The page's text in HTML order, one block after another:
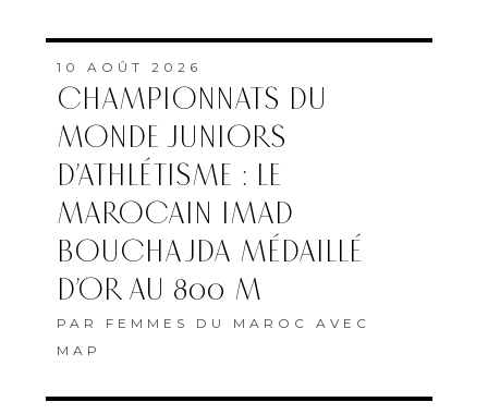
10 AOÛT 2026
CHAMPIONNATS DU
MONDE JUNIORS
D’ATHLÉTISME : LE
MAROCAIN IMAD
BOUCHAJDA MÉDAILLÉ
D’OR AU 800 M
PAR FEMMES DU MAROC AVEC
MAP